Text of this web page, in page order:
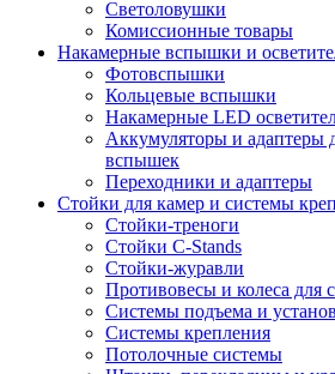
Светоловушки
Комиссионные товары
Накамерные вспышки и
Фотовспышки
Кольцевые вспышки
Накамерные LED
Аккумуляторы и адаптеры
вспышек
Переходники и адаптеры
Стойки для камер и системы
Стойки-треноги
Стойки C-Stands
Стойки-журавли
Противовесы и колеса для
Системы подъема и
Системы крепления
Потолочные системы